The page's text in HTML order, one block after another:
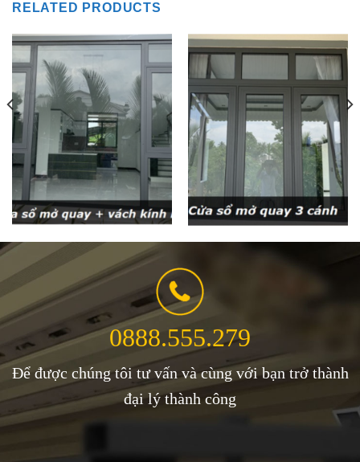
RELATED PRODUCTS
0888.555.279
Để được chúng tôi tư vấn và cùng với bạn trở thành
đại lý thành công